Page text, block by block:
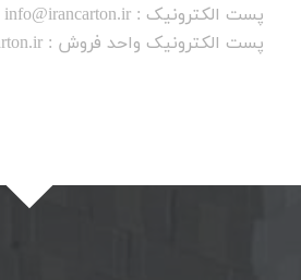
پست الکترونیک : info@irancarton.ir
پست الکترونیک واحد فروش : sell@irancarton.ir